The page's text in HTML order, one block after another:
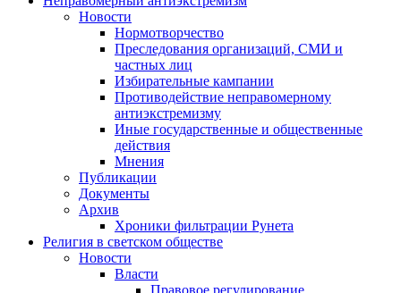
Новости
Нормотворчество
Преследования организаций, СМИ и
частных лиц
Избирательные кампании
Противодействие неправомерному
антиэкстремизму
Иные государственные и общественные
действия
Мнения
Публикации
Документы
Архив
Хроники фильтрации Рунета
Религия в светском обществе
Новости
Власти